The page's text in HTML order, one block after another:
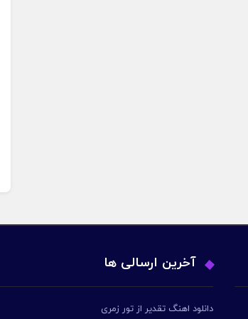
آخرین ارسالی ها
دانلود اهنگ تقدیر از تور زمری